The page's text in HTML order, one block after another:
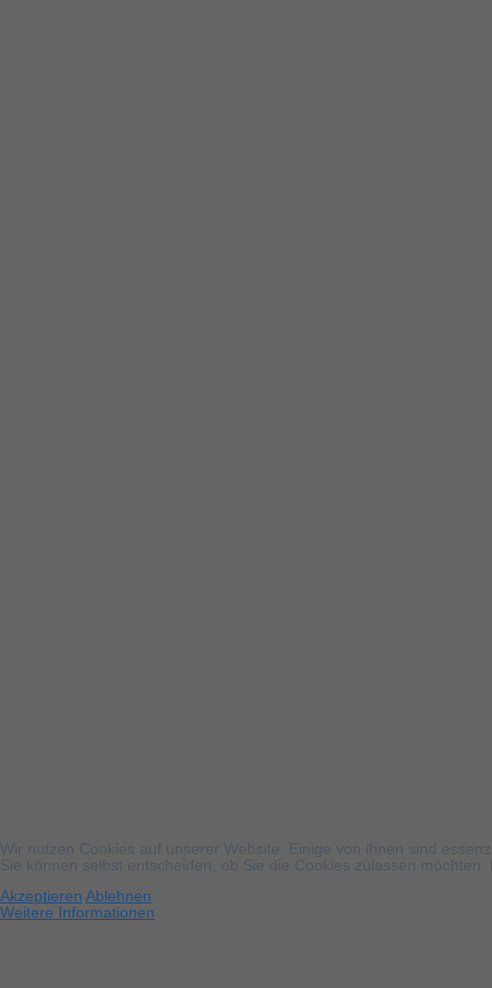
Wir nutzen Cookies auf unserer Website. Einige von ihnen sind
Sie können selbst entscheiden, ob Sie die Cookies zulassen
Akzeptieren Ablehnen
Weitere Informationen